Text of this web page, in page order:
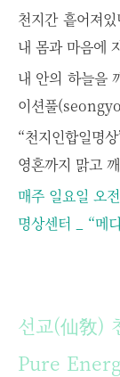
천지간 흩어져
내 몸과 마음에
내 안의 하늘을
이션풀
“천지인합일명
영혼까지 맑고
매주 일요일 오
명상센터 _ “메
선교(仙敎)
Pure